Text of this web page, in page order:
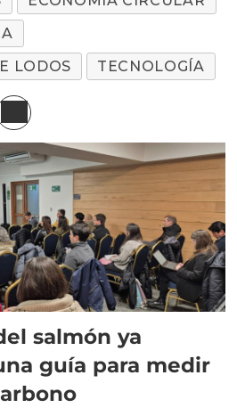
LODOS
TECNOLOGÍA
salmón ya
guía para medir